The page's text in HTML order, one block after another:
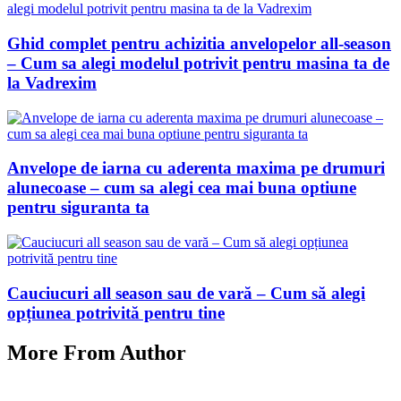
Ghid complet pentru achizitia anvelopelor all-season
– Cum sa alegi modelul potrivit pentru masina ta de
la Vadrexim
Anvelope de iarna cu aderenta maxima pe drumuri
alunecoase – cum sa alegi cea mai buna optiune
pentru siguranta ta
Cauciucuri all season sau de vară – Cum să alegi
opțiunea potrivită pentru tine
More From Author